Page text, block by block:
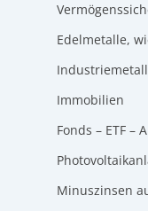
Edelmetalle,
Immobilien
Fonds – ETF –
Minuszinsen